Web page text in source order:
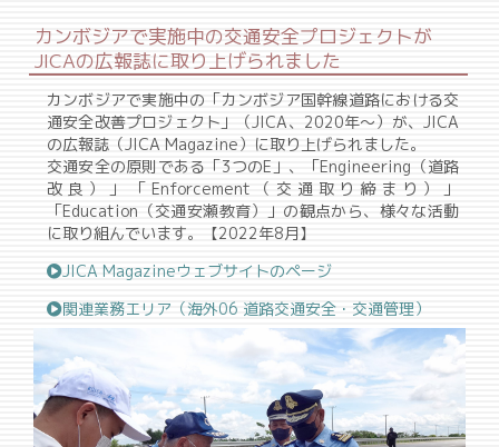
カンボジアで実施中の交通安全プロジェクトが
JICAの広報誌に取り上げられました
カンボジアで実施中の「カンボジア国幹線道路における交
通安全改善プロジェクト」（JICA、2020年～）が、JICA
の広報誌（JICA Magazine）に取り上げられました。
交通安全の原則である「3つのE」、「Engineering（道路
改良）」「Enforcement（交通取り締まり）」
「Education（交通安瀬教育）」の観点から、様々な活動
に取り組んでいます。【2022年8月】
JICA Magazineウェブサイトのページ
関連業務エリア（海外06 道路交通安全・交通管理）